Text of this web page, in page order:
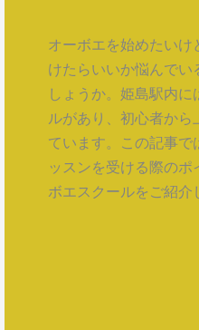
オーボエを始めたい
けたらいいか悩んで
しょうか。姫島駅内
ルがあり、初心者から
ています。この記事で
ッスンを受ける際の
ボエスクールをご紹介